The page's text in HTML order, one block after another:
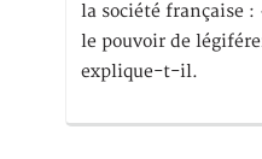
la société française
le pouvoir de
explique-t-il.